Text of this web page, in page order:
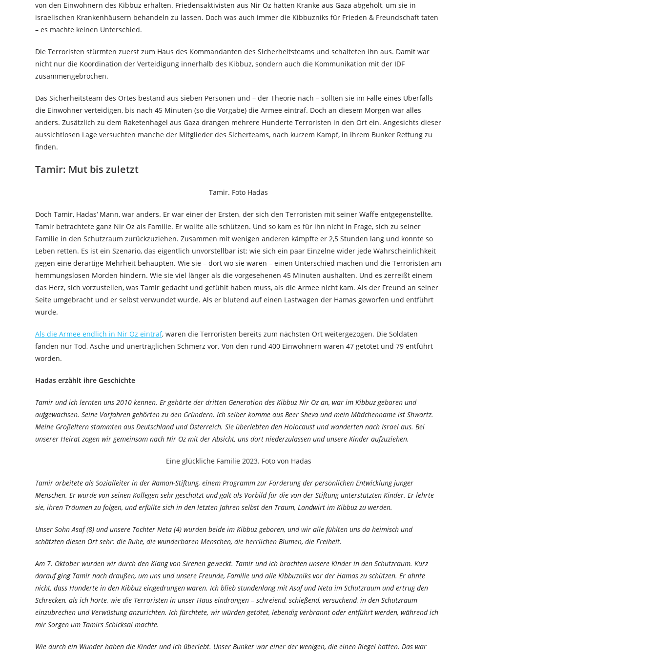
von den Einwohnern des Kibbuz erhalten. Friedensaktivisten aus Nir Oz hatten Kranke aus Gaza abgeholt, um sie in
israelischen Krankenhäusern behandeln zu lassen. Doch was auch immer die Kibbuzniks für Frieden & Freundschaft taten
– es machte keinen Unterschied.
Die Terroristen stürmten zuerst zum Haus des Kommandanten des Sicherheitsteams und schalteten ihn aus. Damit war
nicht nur die Koordination der Verteidigung innerhalb des Kibbuz, sondern auch die Kommunikation mit der IDF
zusammengebrochen.
Das Sicherheitsteam des Ortes bestand aus sieben Personen und – der Theorie nach – sollten sie im Falle eines Überfalls
die Einwohner verteidigen, bis nach 45 Minuten (so die Vorgabe) die Armee eintraf. Doch an diesem Morgen war alles
anders. Zusätzlich zu dem Raketenhagel aus Gaza drangen mehrere Hunderte Terroristen in den Ort ein. Angesichts dieser
aussichtlosen Lage versuchten manche der Mitglieder des Sicherteams, nach kurzem Kampf, in ihrem Bunker Rettung zu
finden.
Tamir: Mut bis zuletzt
Tamir. Foto Hadas
Doch Tamir, Hadas‘ Mann, war anders. Er war einer der Ersten, der sich den Terroristen mit seiner Waffe entgegenstellte.
Tamir betrachtete ganz Nir Oz als Familie. Er wollte alle schützen. Und so kam es für ihn nicht in Frage, sich zu seiner
Familie in den Schutzraum zurückzuziehen. Zusammen mit wenigen anderen kämpfte er 2,5 Stunden lang und konnte so
Leben retten. Es ist ein Szenario, das eigentlich unvorstellbar ist: wie sich ein paar Einzelne wider jede Wahrscheinlichkeit
gegen eine derartige Mehrheit behaupten. Wie sie – dort wo sie waren – einen Unterschied machen und die Terroristen am
hemmungslosen Morden hindern. Wie sie viel länger als die vorgesehenen 45 Minuten aushalten. Und es zerreißt einem
das Herz, sich vorzustellen, was Tamir gedacht und gefühlt haben muss, als die Armee nicht kam. Als der Freund an seiner
Seite umgebracht und er selbst verwundet wurde. Als er blutend auf einen Lastwagen der Hamas geworfen und entführt
wurde.
Als die Armee endlich in Nir Oz eintraf, waren die Terroristen bereits zum nächsten Ort weitergezogen. Die Soldaten
fanden nur Tod, Asche und unerträglichen Schmerz vor. Von den rund 400 Einwohnern waren 47 getötet und 79 entführt
worden.
Hadas erzählt ihre Geschichte
Tamir und ich lernten uns 2010 kennen. Er gehörte der dritten Generation des Kibbuz Nir Oz an, war im Kibbuz geboren und
aufgewachsen. Seine Vorfahren gehörten zu den Gründern. Ich selber komme aus Beer Sheva und mein Mädchenname ist Shwartz.
Meine Großeltern stammten aus Deutschland und Österreich. Sie überlebten den Holocaust und wanderten nach Israel aus. Bei
unserer Heirat zogen wir gemeinsam nach Nir Oz mit der Absicht, uns dort niederzulassen und unsere Kinder aufzuziehen.
Eine glückliche Familie 2023. Foto von Hadas
Tamir arbeitete als Sozialleiter in der Ramon-Stiftung, einem Programm zur Förderung der persönlichen Entwicklung junger
Menschen. Er wurde von seinen Kollegen sehr geschätzt und galt als Vorbild für die von der Stiftung unterstützten Kinder. Er lehrte
sie, ihren Träumen zu folgen, und erfüllte sich in den letzten Jahren selbst den Traum, Landwirt im Kibbuz zu werden.
Unser Sohn Asaf (8) und unsere Tochter Neta (4) wurden beide im Kibbuz geboren, und wir alle fühlten uns da heimisch und
schätzten diesen Ort sehr: die Ruhe, die wunderbaren Menschen, die herrlichen Blumen, die Freiheit.
Am 7. Oktober wurden wir durch den Klang von Sirenen geweckt. Tamir und ich brachten unsere Kinder in den Schutzraum. Kurz
darauf ging Tamir nach draußen, um uns und unsere Freunde, Familie und alle Kibbuzniks vor der Hamas zu schützen. Er ahnte
nicht, dass Hunderte in den Kibbuz eingedrungen waren. Ich blieb stundenlang mit Asaf und Neta im Schutzraum und ertrug den
Schrecken, als ich hörte, wie die Terroristen in unser Haus eindrangen – schreiend, schießend, versuchend, in den Schutzraum
einzubrechen und Verwüstung anzurichten. Ich fürchtete, wir würden getötet, lebendig verbrannt oder entführt werden, während ich
mir Sorgen um Tamirs Schicksal machte.
Wie durch ein Wunder haben die Kinder und ich überlebt. Unser Bunker war einer der wenigen, die einen Riegel hatten. Das war